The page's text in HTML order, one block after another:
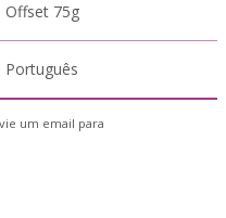
Offset 75g
Português
um email para